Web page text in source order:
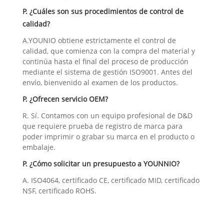
P. ¿Cuáles son sus procedimientos de control de
calidad?
A.YOUNIO obtiene estrictamente el control de
calidad, que comienza con la compra del material y
continúa hasta el final del proceso de producción
mediante el sistema de gestión ISO9001. Antes del
envío, bienvenido al examen de los productos.
P. ¿Ofrecen servicio OEM?
R. Sí. Contamos con un equipo profesional de D&D
que requiere prueba de registro de marca para
poder imprimir o grabar su marca en el producto o
embalaje.
P. ¿Cómo solicitar un presupuesto a YOUNNIO?
A. ISO4064, certificado CE, certificado MID, certificado
NSF, certificado ROHS.